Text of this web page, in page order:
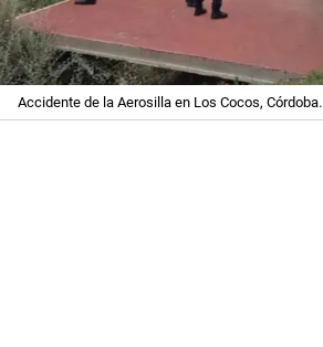
Accidente de la Aerosilla en Los Cocos, Córdoba.